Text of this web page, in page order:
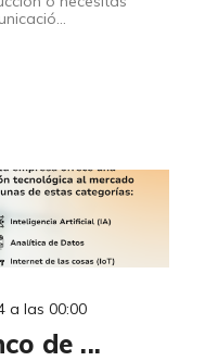
a las 00:00
de ...